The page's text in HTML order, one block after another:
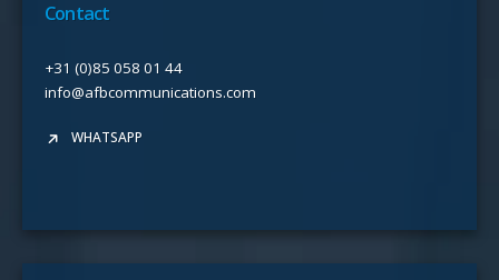
Contact
+31 (0)85 058 01 44
info@afbcommunications.com
WHATSAPP